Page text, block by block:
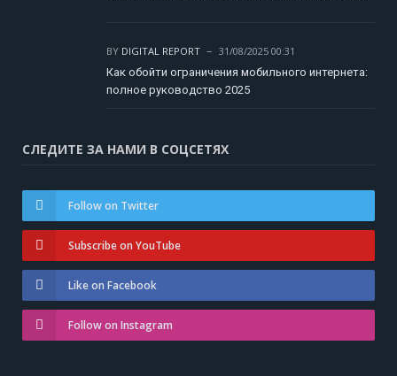
BY DIGITAL REPORT
31/08/2025 00:31
Как обойти ограничения мобильного интернета:
полное руководство 2025
СЛЕДИТЕ ЗА НАМИ В СОЦСЕТЯХ
Follow on Twitter
Subscribe on YouTube
Like on Facebook
Follow on Instagram